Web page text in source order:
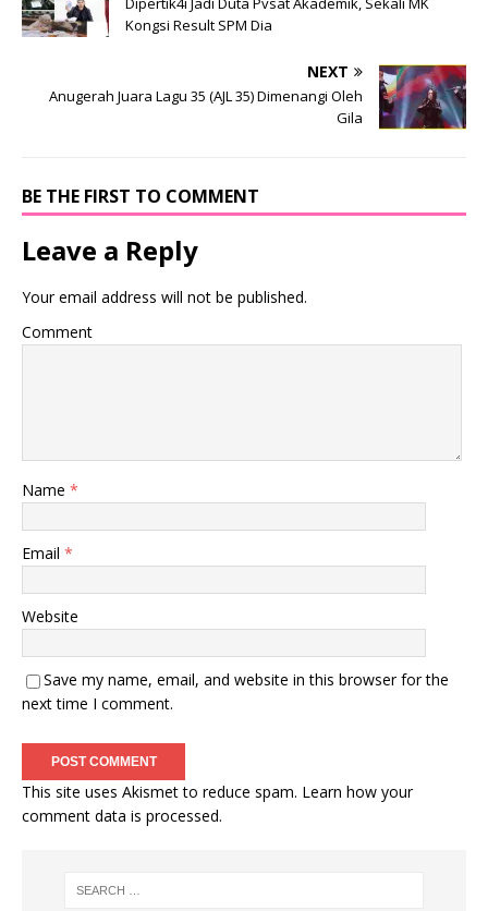
Kongsi Result SPM Dia
NEXT
Anugerah Juara Lagu 35 (AJL 35) Dimenangi Oleh
Gila
BE THE FIRST TO COMMENT
Leave a Reply
Your email address will not be published.
Comment
Name *
Email *
Website
Save my name, email, and website in this browser for the
next time I comment.
This site uses Akismet to reduce spam. Learn how your
comment data is processed.